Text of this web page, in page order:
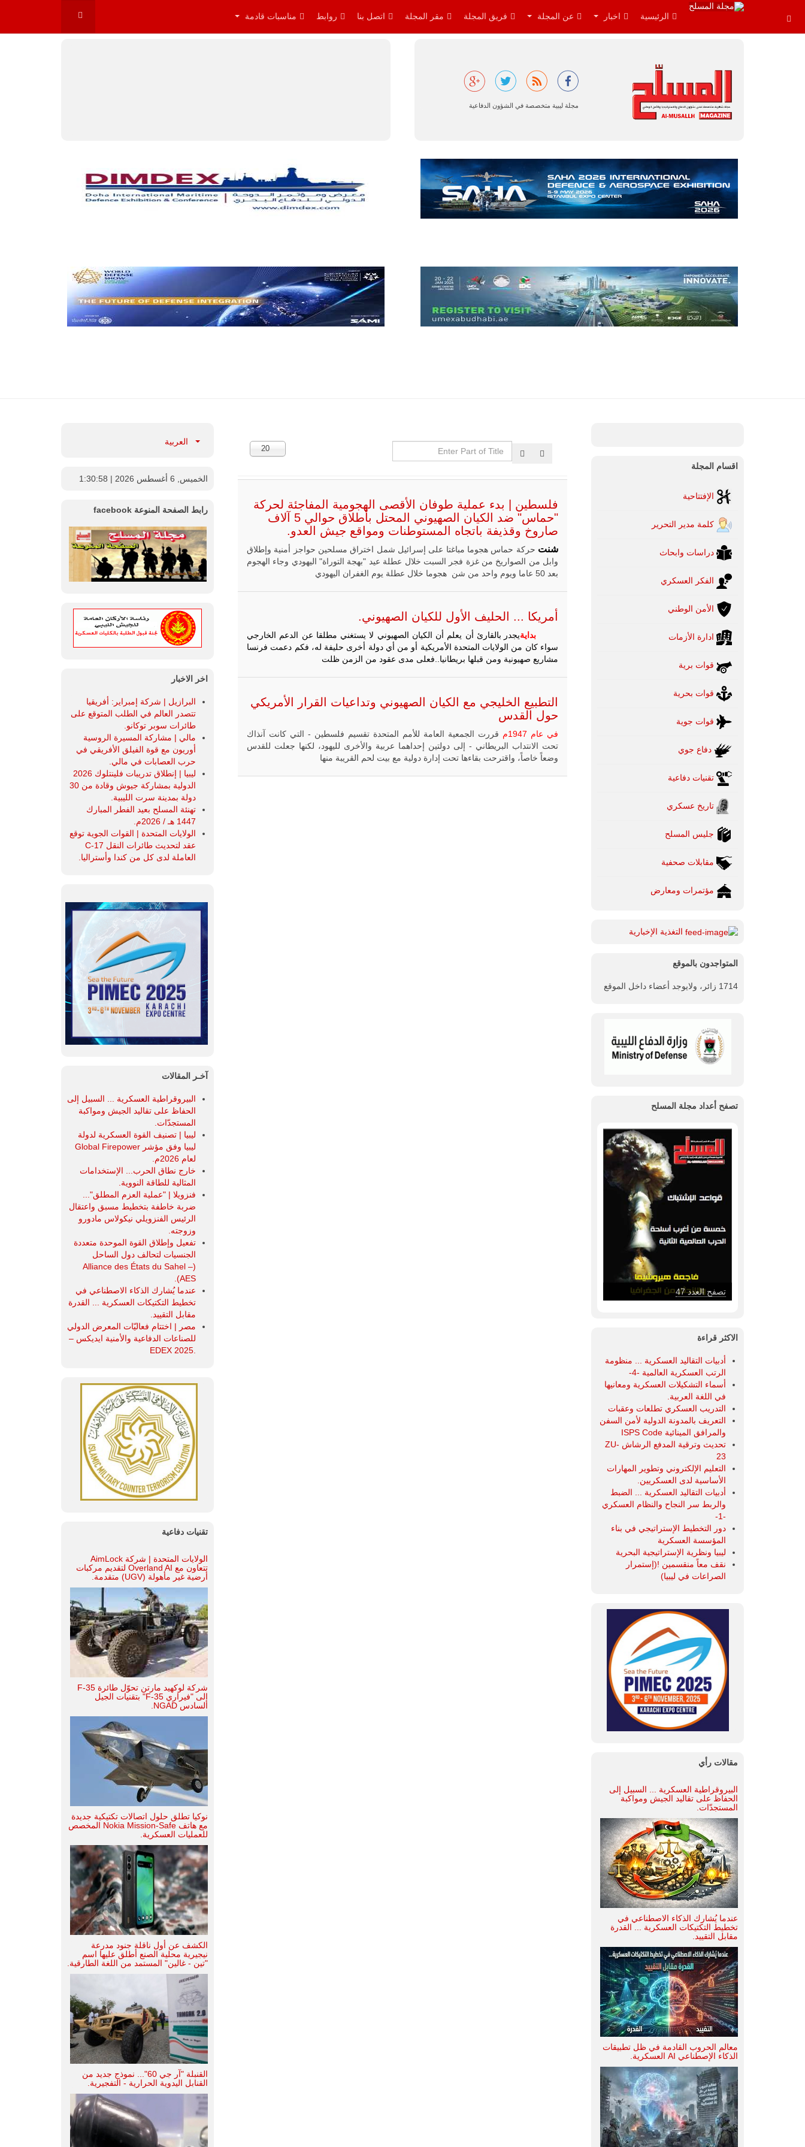
الرئيسية اخبار عن المجلة فريق المجلة مقر المجلة اتصل بنا روابط مناسبات قادمة
مجلة ليبية متخصصة في الشؤون الدفاعية
إمبراير البرازيلية
للصناعات الجوية
أن تصبح القارة
المتقدم "A-29
سوبر توكانو"
خلال العشرين
عاماً المقبلة، مع
توقعات بتوريد
نحو 150…
الروسية
أوريون مع
قوة الفيلق
الأفريقي في
حرب
العصابات في
مالي.
مع تصاعد حدة
طائرة أوريون
بدون طيار فوق
باماكو وبالنسبة
لحملة مكافحة
التمرد في
أوريون على
التحليق…
Enter
Part
Title
الإظهارات:
20
فلسطين | بدء عملية طوفان الأقصى الهجومية المفاجئة لحركة
"حماس" ضد الكيان الصهيوني المحتل بأطلاق حوالي 5 آلاف
صاروخ وقذيفة باتجاه المستوطنات ومواقع جيش العدو.
شنت حركة حماس هجوما مباغتا على إسرائيل شمل اختراق مسلحين حواجز أمنية وإطلاق
وابل من الصواريخ من غزة فجر السبت خلال عطلة عيد "بهجة التوراة" اليهودي وجاء الهجوم
بعد 50 عاما ويوم واحد من شن هجوما خلال عطلة يوم الغفران اليهودي
أمريكا ... الحليف الأول للكيان الصهيوني.
بدايةيجدر بالقارئ أن يعلم أن الكيان الصهيوني لا يستغني مطلقا عن الدعم الخارجي
سواء كان من الولايات المتحدة الأمريكية أو من أي دولة أخرى حليفة له، فكم دعمت فرنسا
مشاريع صهيونية ومن قبلها بريطانيا..فعلى مدى عقود من الزمن ظلت
التطبيع الخليجي مع الكيان الصهيوني وتداعيات القرار الأمريكي
حول القدس
في عام 1947م
قررت الجمعية العامة للأمم المتحدة تقسيم فلسطين - التي كانت آنذاك
تحت الانتداب البريطاني - إلى دولتين إحداهما عربية والأخرى لليهود، لكنها جعلت للقدس
وضعاً خاصاً، واقترحت بقاءها تحت إدارة دولية مع بيت لحم القريبة منها
اقسام المجلة
الإفتتاحية
كلمة مدير التحرير
دراسات وابحاث
الفكر العسكري
الأمن الوطني
ادارة الأزمات
قوات برية
قوات بحرية
قوات جوية
دفاع جوي
تقنيات دفاعية
تاريخ عسكري
جليس المسلح
مقابلات صحفية
مؤتمرات ومعارض
التغذية الإخبارية
المتواجدون بالموقع
1714 زائر، ولايوجد أعضاء داخل الموقع
تصفح أعداد مجلة المسلح
تصفح العدد 46
الاكثر قراءة
أدبيات التقاليد العسكرية ... منظومة
الرتب العسكرية العالمية -4-
أسماء التشكيلات العسكرية ومعانيها
في اللغة العربية.
التدريب العسكري تطلعات وعقبات
التعريف بالمدونة الدولية لأمن السفن
والمرافق المينائية ISPS Code
تحديث وترقية المدفع الرشاش ZU-
23
التعليم الإلكتروني وتطوير المهارات
الأساسية لدى العسكريين.
أدبيات التقاليد العسكرية ... الضبط
والربط سر النجاح والنظام العسكري
-1-
دور التخطيط الإستراتيجي في بناء
المؤسسة العسكرية
ليبيا ونظرية الإستراتيجية البحرية
نقف معاً منقسمين !(إستمرار
الصراعات في ليبيا)
مقالات رأي
البيروقراطية العسكرية ... السبيل إلى
الحفاظ على تقاليد الجيش ومواكبة
المستجدّات.
عندما يُشارك الذكاء الاصطناعي في
تخطيط التكتيكات العسكرية ... القدرة
مقابل التقييد.
معالم الحروب القادمة في ظل تطبيقات
الذكاء الإصطناعي AI العسكرية.
العربية
الخميس, 6 أغسطس 2026 | 1:30:59
رابط الصفحة المنوعة facebook
اخر الاخبار
البرازيل | شركة إمبراير: أفريقيا
تتصدر العالم في الطلب المتوقع على
طائرات سوبر توكانو.
مالي | مشاركة المسيرة الروسية
أوريون مع قوة الفيلق الأفريقي في
حرب العصابات في مالي.
ليبيا | إنطلاق تدريبات فلينتلوك 2026
الدولية بمشاركة جيوش وقادة من 30
دولة بمدينة سرت الليبية.
تهنئة المسلح بعيد الفطر المبارك
1447 هـ / 2026م.
الولايات المتحدة | القوات الجوية توقع
عقد لتحديث طائرات النقل C-17
العاملة لدى كل من كندا وأستراليا.
آخـر المقالات
البيروقراطية العسكرية ... السبيل إلى
الحفاظ على تقاليد الجيش ومواكبة
المستجدّات.
ليبيا | تصنيف القوة العسكرية لدولة
ليبيا وفق مؤشر Global Firepower
لعام 2026م.
خارج نطاق الحرب... الإستخدامات
المثالية للطاقة النووية.
فنزويلا | "عملية العزم المطلق"...
ضربة خاطفة بتخطيط مسبق واعتقال
الرئيس الفنزويلي نيكولاس مادورو
وزوجته.
تفعيل وإطلاق القوة الموحدة متعددة
الجنسيات لتحالف دول الساحل
(Alliance des États du Sahel –
AES).
عندما يُشارك الذكاء الاصطناعي في
تخطيط التكتيكات العسكرية ... القدرة
مقابل التقييد.
مصر | اختتام فعاليّات المعرض الدولي
للصناعات الدفاعية والأمنية ايديكس ‒
تقنيات دفاعية
الولايات المتحدة | شركة AimLock
تتعاون مع Overland AI لتقديم مركبات
أرضية غير مأهولة (UGV) متقدمة.
شركة لوكهيد مارتن تحوّل طائرة F-35
إلى "فيراري F-35" بتقنيات الجيل
السادس NGAD.
نوكيا تطلق حلول اتصالات تكتيكية جديدة
مع هاتف Nokia Mission-Safe المخصص
للعمليات العسكرية.
الكشف عن أول ناقلة جنود مدرعة
نيجيرية محلية الصنع أطلق عليها اسم
"تين - غالين" المستمد من اللغة الطارقية.
القنبلة "آر جي 60"... نموذج جديد من
القنابل اليدوية الحرارية - التفجيرية.